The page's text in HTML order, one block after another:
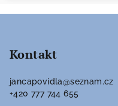
Kontakt
jancapovidla@seznam.cz
+420 777 744 655